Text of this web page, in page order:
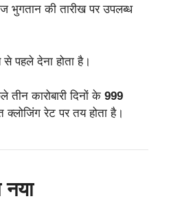
भुगतान की तारीख पर उपलब्ध
पहले देना होता है।
तीन कारोबारी दिनों के 999
रेट पर तय होता है।